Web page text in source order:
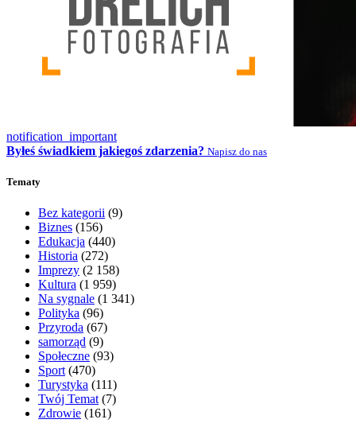
notification_important
Byłeś świadkiem jakiegoś zdarzenia? Napisz do nas
Tematy
Bez kategorii (9)
Biznes (156)
Edukacja (440)
Historia (272)
Imprezy (2 158)
Kultura (1 959)
Na sygnale (1 341)
Polityka (96)
Przyroda (67)
samorząd (9)
Społeczne (93)
Sport(470)
Turystyka (111)
Twój Temat(7)
Zdrowie (161)